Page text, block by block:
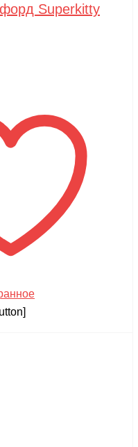
Superkitty